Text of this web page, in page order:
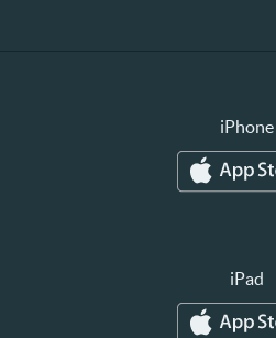
iPhone
iPad